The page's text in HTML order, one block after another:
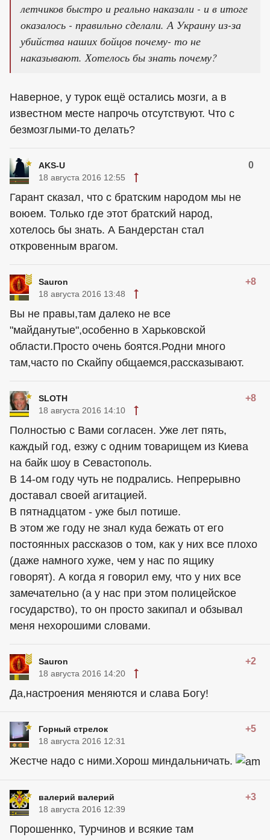
летчиков быстро и реально наказали - и в итоге
оказалось - правильно сделали. А Украину из-за
убийства наших бойцов почему- то не
наказывают. Хотелось бы знать почему?
Наверное, у турок ещё остались мозги, а в
известном месте напрочь отсутствуют. Что с
безмозглыми-то делать?
AKS-U 0
18 августа 2016 12:55
Гарант сказал, что с братским народом мы не
воюем. Только где этот братский народ,
хотелось бы знать. А Бандерстан стал
откровенным врагом.
Sauron +8
18 августа 2016 13:48
Вы не правы,там далеко не все
"майданутые",особенно в Харьковской
области.Просто очень боятся.Родни много
там,часто по Скайпу общаемся,рассказывают.
SLOTH +8
18 августа 2016 14:10
Полностью с Вами согласен. Уже лет пять,
каждый год, езжу с одним товарищем из Киева
на байк шоу в Севастополь.
В 14-ом году чуть не подрались. Непрерывно
доставал своей агитацией.
В пятнадцатом - уже был потише.
В этом же году не знал куда бежать от его
постоянных рассказов о том, как у них все плохо
(даже намного хуже, чем у нас по ящику
говорят). А когда я говорил ему, что у них все
замечательно (а у нас при этом полицейское
государство), то он просто закипал и обзывал
меня нехорошими словами.
Sauron +2
18 августа 2016 14:20
Да,настроения меняются и слава Богу!
Горный стрелок +5
18 августа 2016 12:31
Жестче надо с ними.Хорош миндальничать.
валерий валерий +3
18 августа 2016 12:39
Порошеннко, Турчинов и всякие там